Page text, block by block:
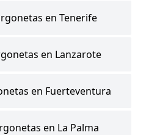
en Tenerife
en Lanzarote
en Fuerteventura
en La Palma